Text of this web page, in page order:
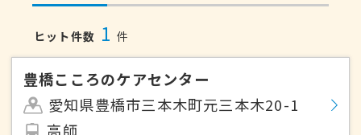
ヒット件数 1 件
豊橋こころのケアセンター
愛知県豊橋市三本木町元三本木20-1
高師